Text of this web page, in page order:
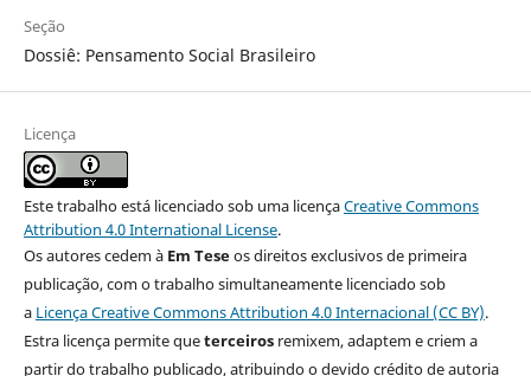
Seção
Dossiê: Pensamento Social Brasileiro
Licença
Este trabalho está licenciado sob uma licençaCreative Commons
Attribution 4.0 International License.
Os autores cedem à Em Teseos direitos exclusivos de primeira
publicação, com o trabalho simultaneamente licenciado sob
a Licença Creative Commons Attribution 4.0 Internacional (CC BY).
Estra licença permite queterceirosremixem, adaptem e criem a
partir do trabalho publicado, atribuindo o devido crédito de autoria